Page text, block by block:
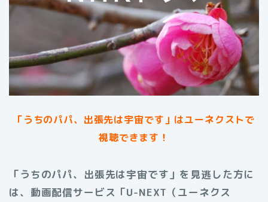
「うちのパパ、出張先は宇宙です」はユーネクストで
視聴できます！
「うちのパパ、出張先は宇宙です」を見逃した方に
は、動画配信サービス「U-NEXT（ユーネクス